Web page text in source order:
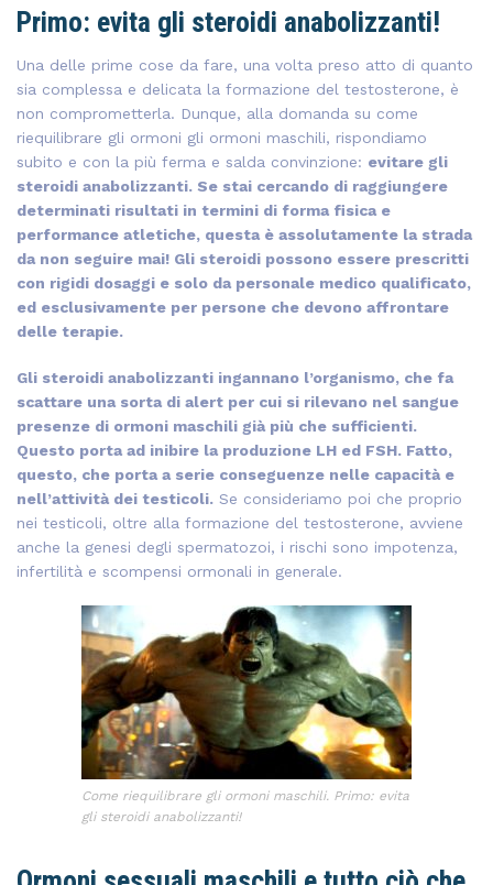
Primo: evita gli steroidi anabolizzanti!
Una delle prime cose da fare, una volta preso atto di quanto
sia complessa e delicata la formazione del testosterone, è
non comprometterla. Dunque, alla domanda su come
riequilibrare gli ormoni gli ormoni maschili, rispondiamo
subito e con la più ferma e salda convinzione: evitare gli
steroidi anabolizzanti. Se stai cercando di raggiungere
determinati risultati in termini di forma fisica e
performance atletiche, questa è assolutamente la strada
da non seguire mai! Gli steroidi possono essere prescritti
con rigidi dosaggi e solo da personale medico qualificato,
ed esclusivamente per persone che devono affrontare
delle terapie.
Gli steroidi anabolizzanti ingannano l’organismo, che fa
scattare una sorta di alert per cui si rilevano nel sangue
presenze di ormoni maschili già più che sufficienti.
Questo porta ad inibire la produzione LH ed FSH. Fatto,
questo, che porta a serie conseguenze nelle capacità e
nell’attività dei testicoli. Se consideriamo poi che proprio
nei testicoli, oltre alla formazione del testosterone, avviene
anche la genesi degli spermatozoi, i rischi sono impotenza,
infertilità e scompensi ormonali in generale.
Come riequilibrare gli ormoni maschili. Primo: evita
gli steroidi anabolizzanti!